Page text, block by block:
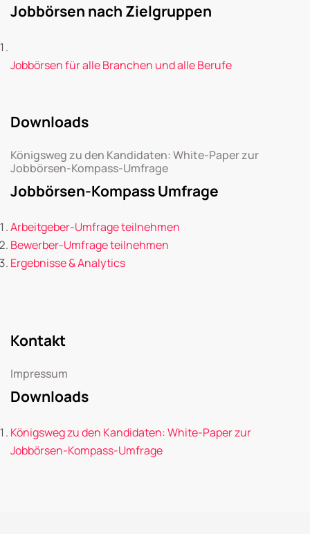
Jobbörsen nach Zielgruppen
Jobbörsen für alle Branchen und alle Berufe
Downloads
Königsweg zu den Kandidaten: White-Paper zur
Jobbörsen-Kompass-Umfrage
Jobbörsen-Kompass Umfrage
Arbeitgeber-Umfrage teilnehmen
Bewerber-Umfrage teilnehmen
Ergebnisse & Analytics
Kontakt
Impressum
Downloads
Königsweg zu den Kandidaten: White-Paper zur
Jobbörsen-Kompass-Umfrage